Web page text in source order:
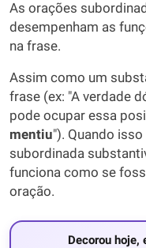
As orações
desempenham as
na frase.
Assim como um
frase (ex: "A verdade
pode ocupar essa
mentiu"). Quando
subordinada
funciona como se
oração.
Decorou hoje,